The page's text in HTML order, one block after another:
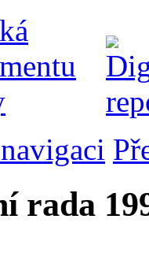
rada